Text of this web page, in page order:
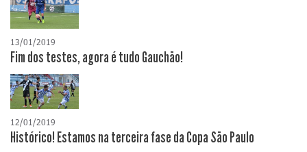
13/01/2019
Fim dos testes, agora é tudo Gauchão!
12/01/2019
Histórico! Estamos na terceira fase da Copa São Paulo